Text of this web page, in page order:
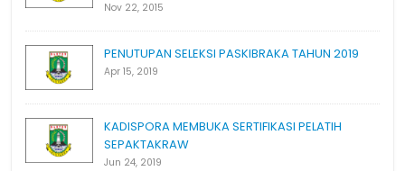
Nov 22, 2015
PENUTUPAN SELEKSI PASKIBRAKA TAHUN 2019
Apr 15, 2019
KADISPORA MEMBUKA SERTIFIKASI PELATIH
SEPAKTAKRAW
Jun 24, 2019